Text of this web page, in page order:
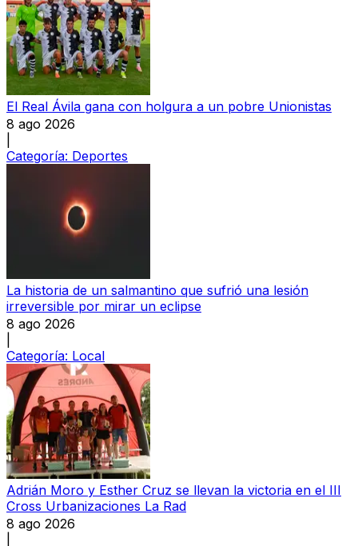
El Real Ávila gana con holgura a un pobre Unionistas
8 ago 2026
Categoría: Deportes
La historia de un salmantino que sufrió una lesión
irreversible por mirar un eclipse
8 ago 2026
Categoría: Local
Adrián Moro y Esther Cruz se llevan la victoria en el III
Cross Urbanizaciones La Rad
8 ago 2026